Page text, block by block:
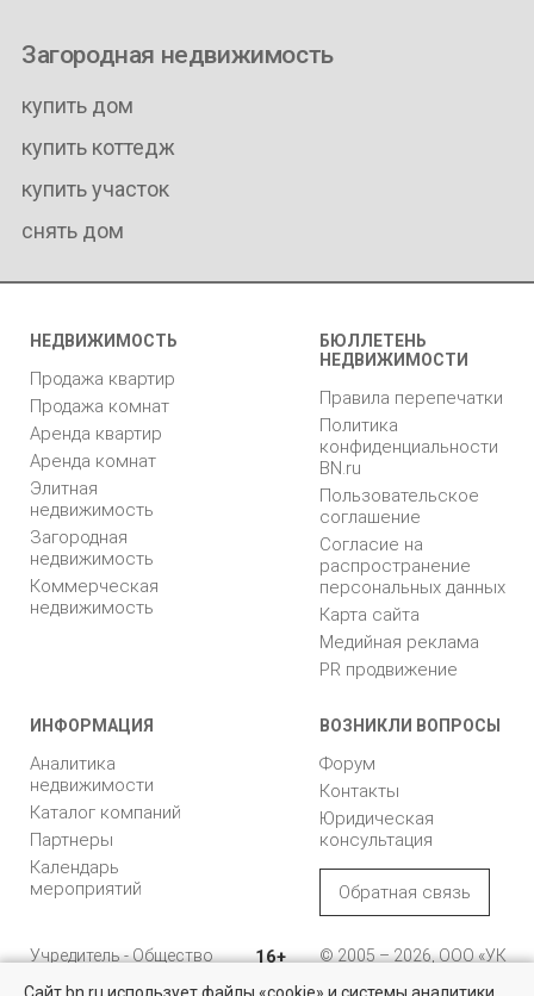
Загородная недвижимость
купить дом
купить коттедж
купить участок
снять дом
НЕДВИЖИМОСТЬ
Продажа квартир
Продажа комнат
Аренда квартир
Аренда комнат
Элитная
недвижимость
Загородная
недвижимость
Коммерческая
недвижимость
БЮЛЛЕТЕНЬ
НЕДВИЖИМОСТИ
Правила перепечатки
Политика
конфиденциальности
BN.ru
Пользовательское
соглашение
Согласие на
распространение
персональных данных
Карта сайта
Медийная реклама
PR продвижение
ИНФОРМАЦИЯ
Аналитика
недвижимости
Каталог компаний
Партнеры
Календарь
мероприятий
ВОЗНИКЛИ ВОПРОСЫ
Форум
Контакты
Юридическая
консультация
Обратная связь
Учредитель - Общество
16+
© 2005 – 2026, ООО «УК